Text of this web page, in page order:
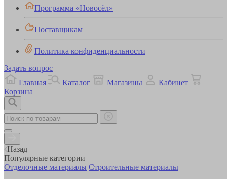
Программа «Новосёл»
Поставщикам
Политика конфиденциальности
Задать вопрос
Главная
Каталог Магазины
Кабинет
Корзина
Назад
Популярные категории
Отделочные материалы Строительные материалы